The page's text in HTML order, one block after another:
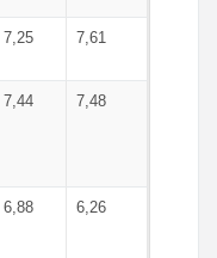
7,25 7,61
7,44 7,48
6,88 6,26